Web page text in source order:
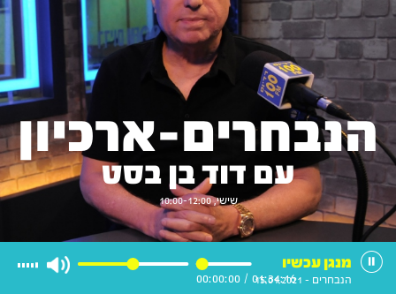
הנבחרים-ארכיון
עם דוד בן בסט
שישי, 10:00-12:00
01:34:16
/
00:00:00
מנגן עכשיו
הנבחרים - 15.01.2021